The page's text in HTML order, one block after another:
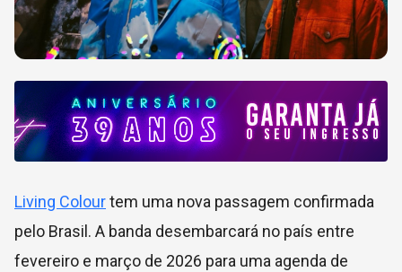
Living Colourtem uma nova passagem confirmada
pelo Brasil. A banda desembarcará no país entre
fevereiro e março de 2026 para uma agenda de